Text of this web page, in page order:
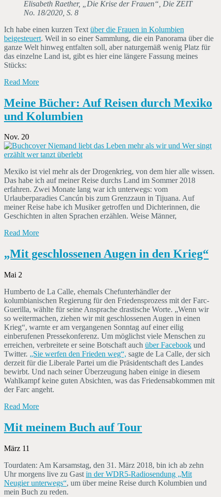
Elisabeth Raether, „Die Krise der Frauen“, Die ZEIT
No. 18/2020, S. 8
Ich habe einen kurzen Text über die Frauen in Kolumbien
beigesteuert. Weil in so einer Sammlung, die ein Panorama über die
ganze Welt hinweg entfalten soll, aber naturgemäß wenig Platz für
das einzelne Land ist, gibt es hier eine längere Fassung meines
Stücks:
Read More
Meine Bücher: Auf Reisen durch Mexiko
und Kolumbien
Nov. 20
Mexiko ist viel mehr als der Drogenkrieg, von dem hier alle wissen.
Das habe ich auf meiner Reise durchs Land im Sommer 2018
erfahren. Zwei Monate lang war ich unterwegs: vom
Urlauberparadies Cancún bis zum Grenzzaun in Tijuana. Auf
meiner Reise habe ich Musiker getroffen und Dichterinnen, die
Geschichten in alten Sprachen erzählen. Weise Männer,
Read More
„Mit geschlossenen Augen in den Krieg“
Mai 2
Humberto de La Calle, ehemals Chefunterhändler der
kolumbianischen Regierung für den Friedensprozess mit der Farc-
Guerilla, wählte für seine Ansprache drastische Worte. „Wenn wir
so weitermachen, ziehen wir mit geschlossenen Augen in einen
Krieg“, warnte er am vergangenen Sonntag auf einer eilig
einberufenen Pressekonferenz. Um möglichst viele Menschen zu
erreichen, verbreitete er seine Botschaft auch über Facebook und
Twitter. „Sie werfen den Frieden weg“, sagte de La Calle, der sich
derzeit für die Liberale Partei um die Präsidentschaft des Landes
bewirbt. Und nach seiner Überzeugung haben einige in diesem
Wahlkampf keine guten Absichten, was das Friedensabkommen mit
der Farc angeht.
Read More
Mit meinem Buch auf Tour
März 11
Tourdaten: Am Karsamstag, den 31. März 2018, bin ich ab zehn
Uhr morgens live zu Gast in der WDR5-Radiosendung „Mit
Neugier unterwegs“, um über meine Reise durch Kolumbien und
mein Buch zu reden.